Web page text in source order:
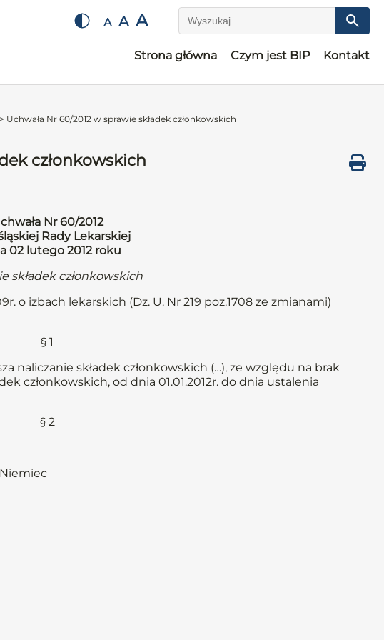
A A A Wyszukaj
Strona główna Czym jest BIP Kontakt
> Uchwała Nr 60/2012 w sprawie składek członkowskich
członkowskich
Nr 60/2012
Rady Lekarskiej
02 lutego 2012 roku
składek członkowskich
o izbach lekarskich (Dz. U. Nr 219 poz.1708 ze zmianami)
§ 1
naliczanie składek członkowskich (…), ze względu na brak
członkowskich, od dnia 01.01.2012r. do dnia ustalenia
§ 2